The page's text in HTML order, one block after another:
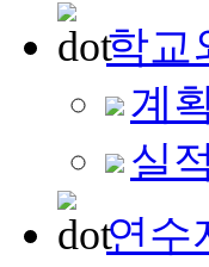
학교
계
실
연수